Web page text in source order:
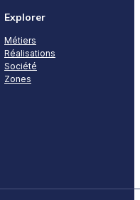
Explorer
Métiers
Réalisations
Société
Zones